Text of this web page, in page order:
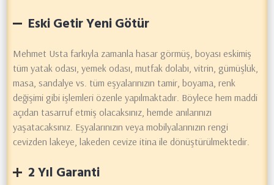
Eski Getir Yeni Götür
Mehmet Usta farkıyla zamanla hasar görmüş, boyası eskimiş
tüm yatak odası, yemek odası, mutfak dolabı, vitrin, gümüşlük,
masa, sandalye vs. tüm eşyalarınızın tamir, boyama, renk
değişimi gibi işlemleri özenle yapılmaktadır. Böylece hem maddi
açıdan tasarruf etmiş olacaksınız, hemde anılarınızı
yaşatacaksınız. Eşyalarınızın veya mobilyalarınızın rengi
cevizden lakeye, lakeden cevize itina ile dönüştürülmektedir.
2 Yıl Garanti